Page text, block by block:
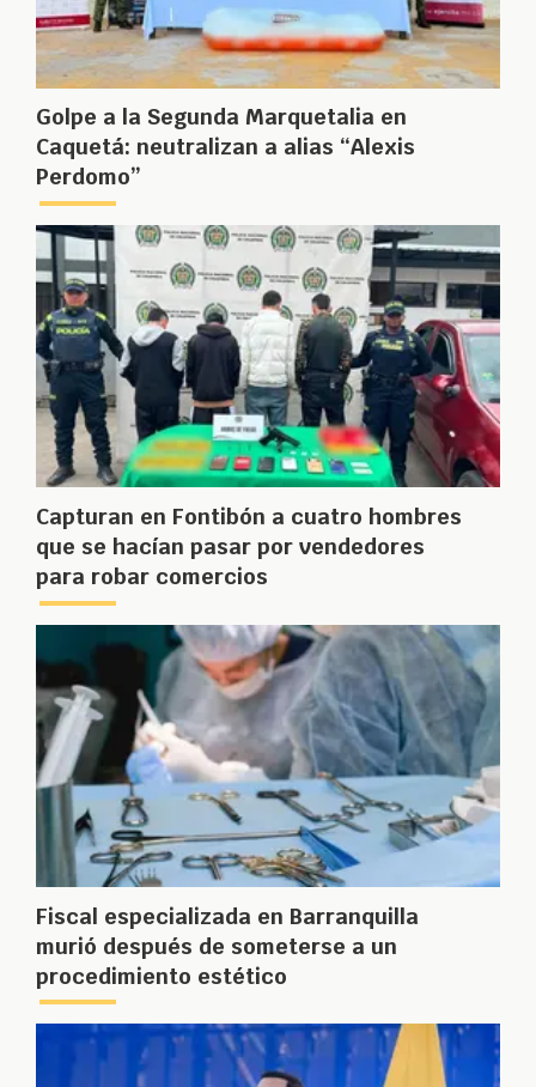
Golpe a la Segunda Marquetalia en
Caquetá: neutralizan a alias “Alexis
Perdomo”
Capturan en Fontibón a cuatro hombres
que se hacían pasar por vendedores
para robar comercios
Fiscal especializada en Barranquilla
murió después de someterse a un
procedimiento estético